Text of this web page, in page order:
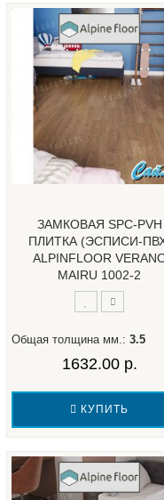
ЗАМКОВАЯ SPC-PVH
ПЛИТКА (ЭСПИСИ-
ALPINFLOOR
MAIRU 1002-2
Общая толщина мм.: 3.5
1632.00 р.
КУПИТЬ